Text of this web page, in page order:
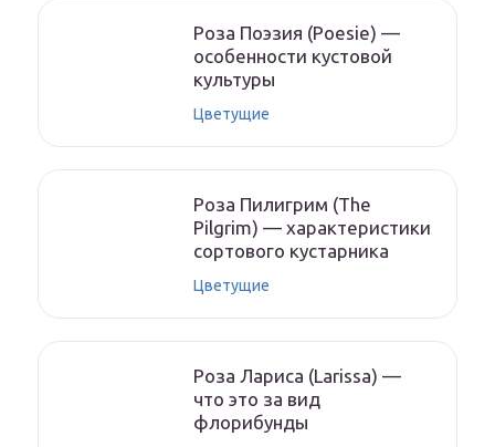
Роза Поэзия (Poesie) —
особенности кустовой
культуры
Цветущие
Роза Пилигрим (The
Pilgrim) — характеристики
сортового кустарника
Цветущие
Роза Лариса (Larissa) —
что это за вид
флорибунды